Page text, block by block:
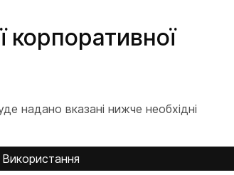
корпоративної
надано вказані нижче необхідні
Використання